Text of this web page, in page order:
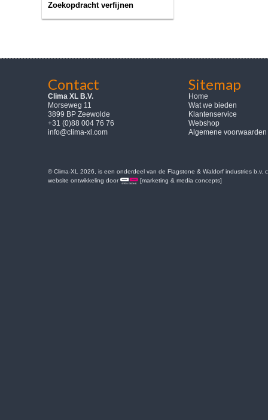
Zoekopdracht verfijnen
Contact
Clima XL B.V.
Morseweg 11
3899 BP Zeewolde
+31 (0)88 004 76 76
info@clima-xl.com
Sitemap
Home
Wat we bieden
Klantenservice
Webshop
Algemene voorwaarden
© Clima-XL 2026, is een onderdeel van de Flagstone & Waldorf industries b.v.
website ontwikkeling door
[marketing & media concepts]